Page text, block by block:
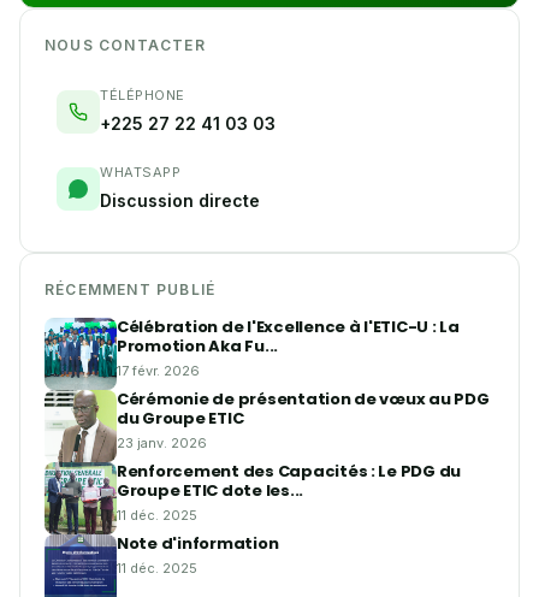
NOUS CONTACTER
TÉLÉPHONE
+225 27 22 41 03 03
WHATSAPP
Discussion directe
RÉCEMMENT PUBLIÉ
Célébration de l'Excellence à l'ETIC-U : La
Promotion Aka Fu...
17 févr. 2026
Cérémonie de présentation de vœux au PDG
du Groupe ETIC
23 janv. 2026
Renforcement des Capacités : Le PDG du
Groupe ETIC dote les...
11 déc. 2025
Note d'information
11 déc. 2025